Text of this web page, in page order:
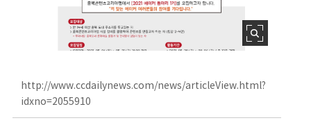
http://www.ccdailynews.com/news/articleView.html?
idxno=2055910